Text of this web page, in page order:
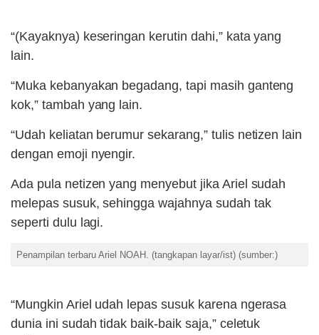
“(Kayaknya) keseringan kerutin dahi,” kata yang
lain.
“Muka kebanyakan begadang, tapi masih ganteng
kok,” tambah yang lain.
“Udah keliatan berumur sekarang,” tulis netizen lain
dengan emoji nyengir.
Ada pula netizen yang menyebut jika Ariel sudah
melepas susuk, sehingga wajahnya sudah tak
seperti dulu lagi.
Penampilan terbaru Ariel NOAH. (tangkapan layar/ist) (sumber:)
“Mungkin Ariel udah lepas susuk karena ngerasa
dunia ini sudah tidak baik-baik saja,” celetuk